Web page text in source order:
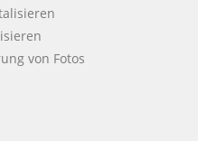
von Fotos